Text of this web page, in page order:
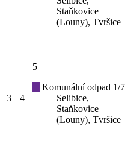
Staňkovice
(Louny), Tvršice
3 4
5
Komunální odpad 1/7
Selibice,
Staňkovice
(Louny), Tvršice